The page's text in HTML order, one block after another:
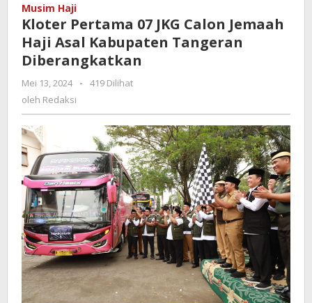
Calon
Jemaah
Haji
Kabupaten
Diberangkatkan
Musim Haji
Kloter Pertama 07 JKG Calon Jemaah
Haji Asal Kabupaten Tangeran
Diberangkatkan
Mei 13, 2024
oleh
-
419 Dilihat
oleh Redaksi